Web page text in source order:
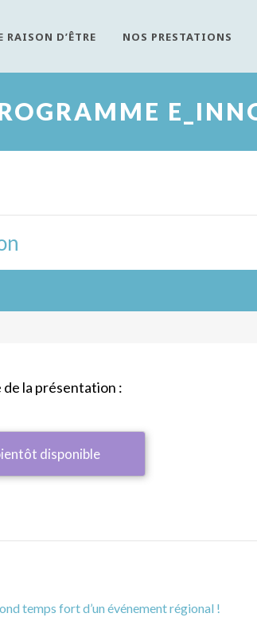
RAISON D’ÊTRE NOS PRESTATIONS
de la présentation :
disponible
temps fort d’un événement régional !